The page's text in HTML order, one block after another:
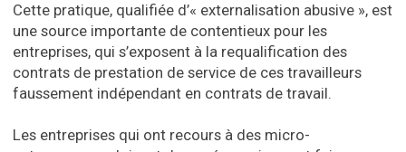
Cette pratique, qualifiée d’« externalisation abusive », est
une source importante de contentieux pour les
entreprises, qui s’exposent à la requalification des
contrats de prestation de service de ces travailleurs
faussement indépendant en contrats de travail.
Les entreprises qui ont recours à des micro-